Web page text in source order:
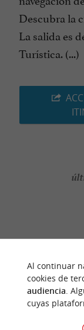
Descubra la
La salida es
Turística. (...)
PARA
Al continuar
cookies de
audiencia.
cuyas